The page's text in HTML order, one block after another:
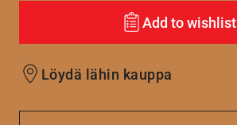
Add to wishlist
Löydä lähin kauppa